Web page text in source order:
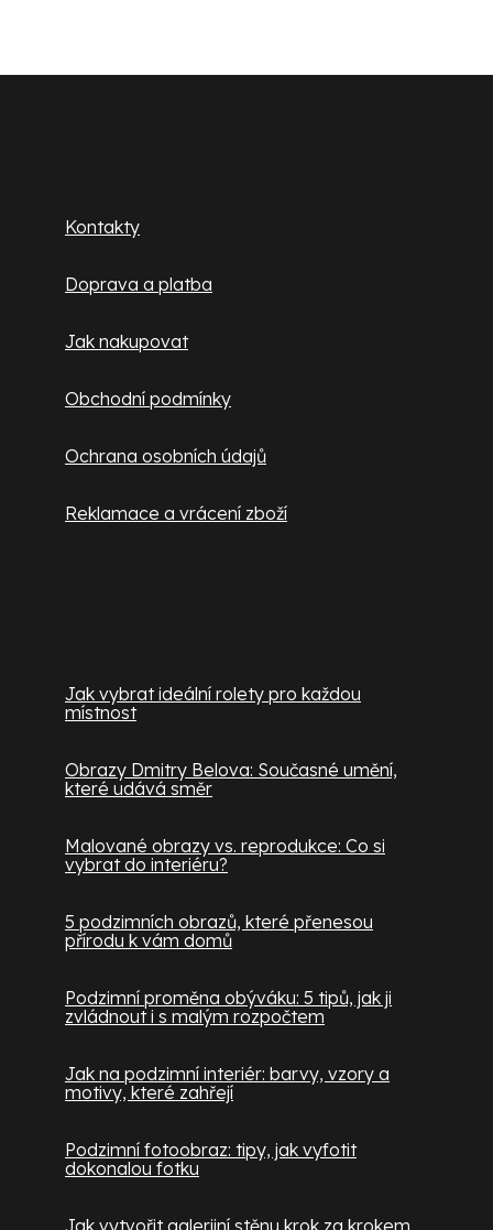
Kontakty
Doprava a platba
Jak nakupovat
Obchodní podmínky
Ochrana osobních údajů
Reklamace a vrácení zboží
Jak vybrat ideální rolety pro každou
místnost
Obrazy Dmitry Belova: Současné umění,
které udává směr
Malované obrazy vs. reprodukce: Co si
vybrat do interiéru?
5 podzimních obrazů, které přenesou
přírodu k vám domů
Podzimní proměna obýváku: 5 tipů, jak ji
zvládnout i s malým rozpočtem
Jak na podzimní interiér: barvy, vzory a
motivy, které zahřejí
Podzimní fotoobraz: tipy, jak vyfotit
dokonalou fotku
Jak vytvořit galerijní stěnu krok za krokem